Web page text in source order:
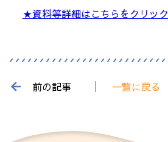
★資料等詳細はこちらをクリック
前の記事 一覧に戻る